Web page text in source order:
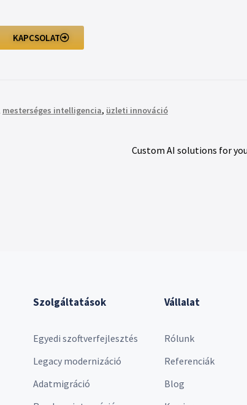
KAPCSOLAT
mesterséges intelligencia, üzleti innováció
Custom AI solutions for
Szolgáltatások
Egyedi szoftverfejlesztés
Legacy modernizáció
Adatmigráció
Vállalat
Rólunk
Referenciák
Blog